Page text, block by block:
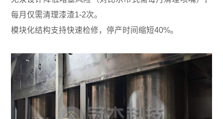
每月仅需清理漆渣1-2次。
模块化结构支持快速检修，停产时间缩短40%。